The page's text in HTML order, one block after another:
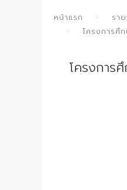
หน้าแรก
รา
โครงการศึ
โครงการ